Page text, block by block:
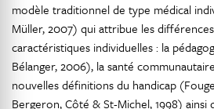
modèle traditionnel de type médical
Müller, 2007) qui attribue les
caractéristiques individuelles : la
Bélanger, 2006), la santé
nouvelles définitions du handicap
Bergeron, Côté & St-Michel, 1998) ainsi